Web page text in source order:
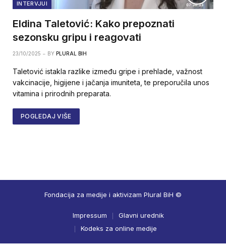
INTERVJUI
Eldina Taletović: Kako prepoznati
sezonsku gripu i reagovati
23/10/2025 BY PLURAL BIH
Taletović istakla razlike između gripe i prehlade, važnost
vakcinacije, higijene i jačanja imuniteta, te preporučila unos
vitamina i prirodnih preparata.
POGLEDAJ VIŠE
Fondacija za medije i aktivizam Plural BiH ©
Impressum
Glavni urednik
Kodeks za online medije